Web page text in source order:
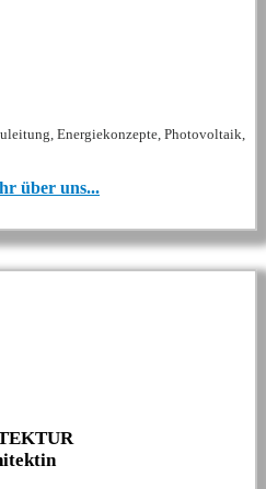
Energiekonzepte, Photovoltaik,
über uns...